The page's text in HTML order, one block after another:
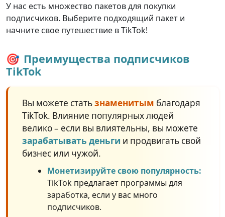
У нас есть множество пакетов для покупки
подписчиков. Выберите подходящий пакет и
начните свое путешествие в TikTok!
🎯 Преимущества подписчиков
TikTok
Вы можете статьзнаменитым благодаря
TikTok. Влияние популярных людей
велико – если вы влиятельны, вы можете
зарабатывать деньги и продвигать свой
бизнес или чужой.
Монетизируйте свою популярность:
TikTok предлагает программы для
заработка, если у вас много
подписчиков.